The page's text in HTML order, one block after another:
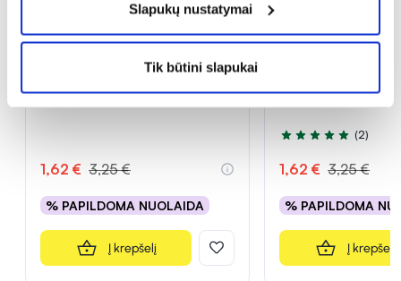
Slapukų nustatymai
Tik būtini slapukai
-50%
DELIA nagų aliejus BIO OIL
NOURISHING, 10 ml
1,62 € 3,25 €
% PAPILDOMA NUOLAIDA
Į krepšelį
-50%
Įvertinimas 5.0 iš 5
(2)
1,62 € 3,25 €
% PAPILDOMA
Į krepšelį